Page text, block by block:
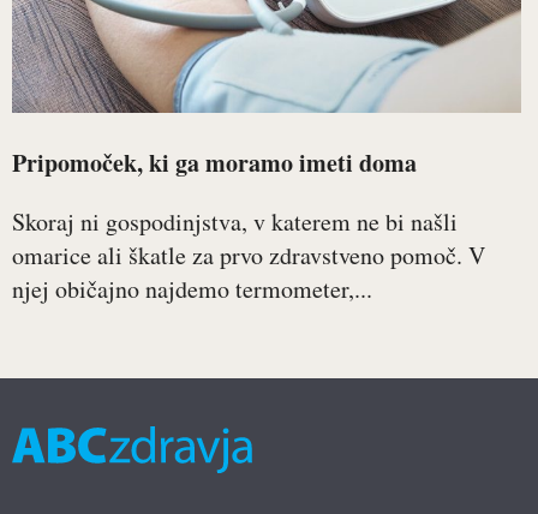
Pripomoček, ki ga moramo imeti doma
Skoraj ni gospodinjstva, v katerem ne bi našli
omarice ali škatle za prvo zdravstveno pomoč. V
njej običajno najdemo termometer,...